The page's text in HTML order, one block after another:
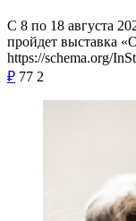
С 8 по 18 августа
пройдет выставка
https://schema.org/
₽ 77 2